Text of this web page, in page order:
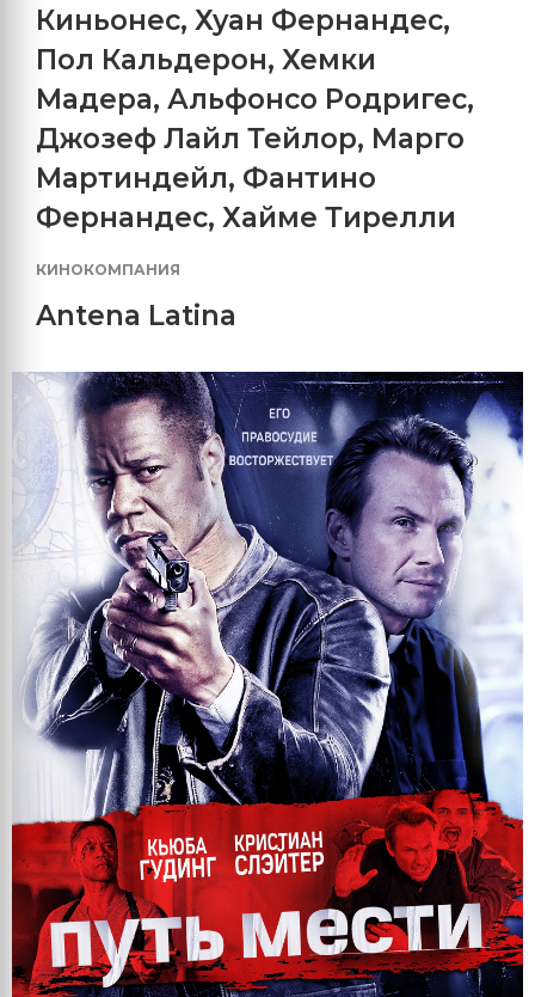
Киньонес, Хуан Фернандес,
Пол Кальдерон, Хемки
Мадера, Альфонсо Родригес,
Джозеф Лайл Тейлор, Марго
Мартиндейл, Фантино
Фернандес, Хайме Тирелли
КИНОКОМПАНИЯ
Antena Latina